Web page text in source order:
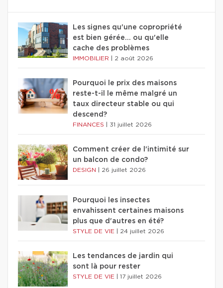
Les signes qu'une copropriété
est bien gérée… ou qu'elle
cache des problèmes
IMMOBILIER 2 août 2026
Pourquoi le prix des maisons
reste-t-il le même malgré un
taux directeur stable ou qui
descend?
FINANCES 31 juillet 2026
Comment créer de l'intimité sur
un balcon de condo?
DESIGN 26 juillet 2026
Pourquoi les insectes
envahissent certaines maisons
plus que d'autres en été?
STYLE DE VIE 24 juillet 2026
Les tendances de jardin qui
sont là pour rester
STYLE DE VIE 17 juillet 2026